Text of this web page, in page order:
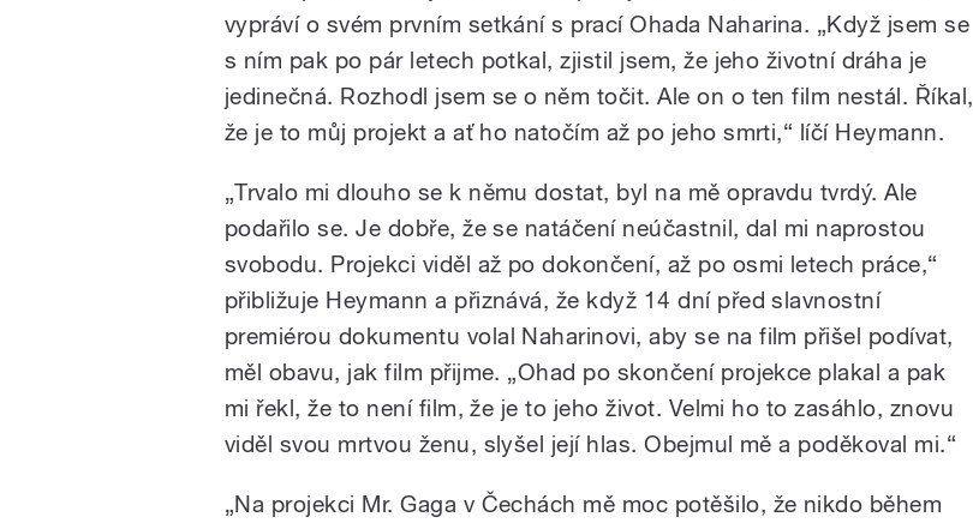
vypráví o svém prvním setkání s prací Ohada Naharina. „Když jsem se
s ním pak po pár letech potkal, zjistil jsem, že jeho životní dráha je
jedinečná. Rozhodl jsem se o něm točit. Ale on o ten film nestál. Říkal,
že je to můj projekt a ať ho natočím až po jeho smrti,“ líčí Heymann.
„Trvalo mi dlouho se k němu dostat, byl na mě opravdu tvrdý. Ale
podařilo se. Je dobře, že se natáčení neúčastnil, dal mi naprostou
svobodu. Projekci viděl až po dokončení, až po osmi letech práce,“
přibližuje Heymann a přiznává, že když 14 dní před slavnostní
premiérou dokumentu volal Naharinovi, aby se na film přišel podívat,
měl obavu, jak film přijme. „Ohad po skončení projekce plakal a pak
mi řekl, že to není film, že je to jeho život. Velmi ho to zasáhlo, znovu
viděl svou mrtvou ženu, slyšel její hlas. Obejmul mě a poděkoval mi.“
„Na projekci Mr. Gaga v Čechách mě moc potěšilo, že nikdo během